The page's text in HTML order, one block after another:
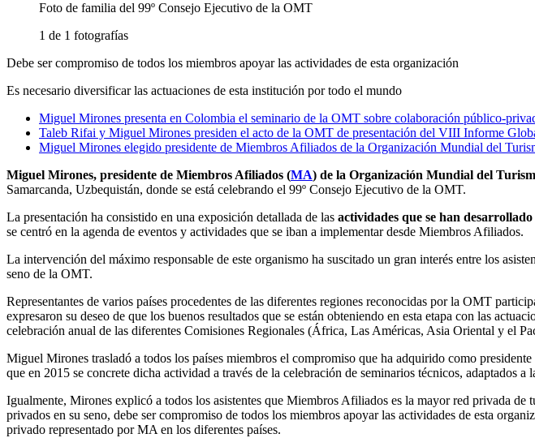
Foto de familia del 99º Consejo Ejecutivo de la OMT
1 de 1 fotografías
Debe ser compromiso de todos los miembros apoyar las actividades de esta organización
Es necesario diversificar las actuaciones de esta institución por todo el mundo
Miguel Mirones presenta en Colombia el seminario de la OMT sobre colaboración público-
Taleb Rifai y Miguel Mirones presiden el acto de la OMT de presentación del VIII Informe
Miguel Mirones elegido presidente de Miembros Afiliados de la Organización Mundial del
Miguel Mirones, presidente de Miembros Afiliados (MA) de la Organización Mundial del
Samarcanda, Uzbequistán, donde se está celebrando el 99º Consejo Ejecutivo de la OMT.
La presentación ha consistido en una exposición detallada de las actividades que se han
se centró en la agenda de eventos y actividades que se iban a implementar desde Miembros Afiliados.
La intervención del máximo responsable de este organismo ha suscitado un gran interés entre los
seno de la OMT.
Representantes de varios países procedentes de las diferentes regiones reconocidas por la OMT
expresaron su deseo de que los buenos resultados que se están obteniendo en esta etapa con las
celebración anual de las diferentes Comisiones Regionales (África, Las Américas, Asia Oriental y el
Miguel Mirones trasladó a todos los países miembros el compromiso que ha adquirido como
que en 2015 se concrete dicha actividad a través de la celebración de seminarios técnicos, adaptados
Igualmente, Mirones explicó a todos los asistentes que Miembros Afiliados es la mayor red privada
privados en su seno, debe ser compromiso de todos los miembros apoyar las actividades de esta
privado representado por MA en los diferentes países.